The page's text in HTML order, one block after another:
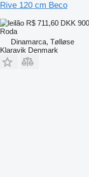
Rive 120 cm Beco
R$ 711,60 DKK 900
Roda
Dinamarca, Tølløse
Klaravik Denmark